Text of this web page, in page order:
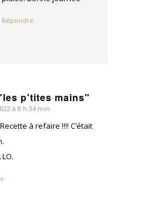
Répondre
p'tites mains"
à 8 h 34 min
à refaire !!!! C’était
LO.